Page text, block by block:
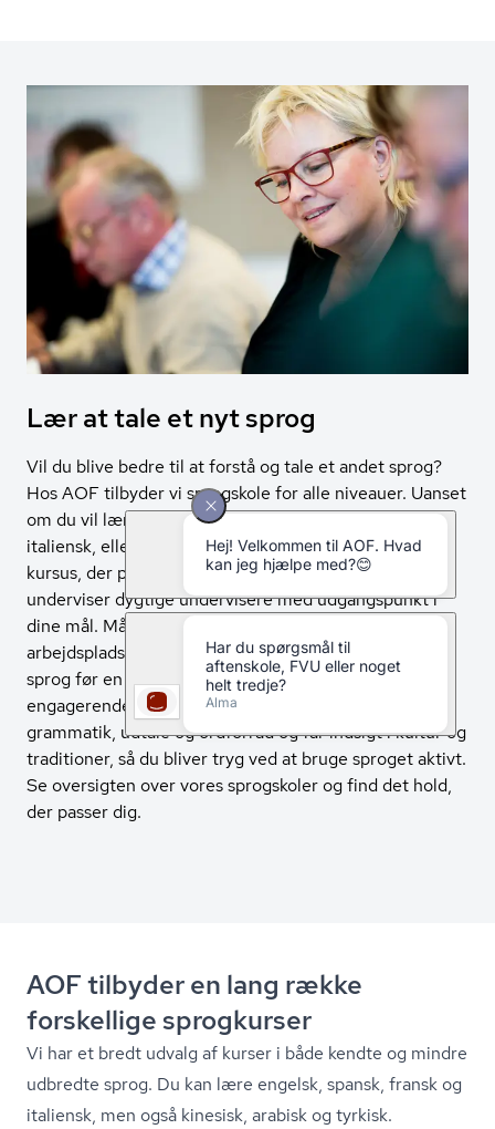
Lær at tale et nyt sprog
Vil du blive bedre til at forstå og tale et andet sprog?
Hos AOF tilbyder vi sprogskole for alle niveauer. Uanset
om du vil lære dansk, forbedre dit engelsk eller
italiensk, eller starte på et helt nyt sprog, finder du et
kursus, der passer til dig. På vores sprogskoler
underviser dygtige undervisere med udgangspunkt i
dine mål. Måske vil du styrke dine kompetencer på
arbejdspladsen, tale dansk med kollegaer eller lære et
sprog før en rejse til Spanien. Undervisningen er
engagerende og praksisnær. Du arbejder med
grammatik, udtale og ordforråd og får indsigt i kultur og
traditioner, så du bliver tryg ved at bruge sproget aktivt.
Se oversigten over vores sprogskoler og find det hold,
der passer dig.
AOF tilbyder en lang række
forskellige sprogkurser
Vi har et bredt udvalg af kurser i både kendte og mindre
udbredte sprog. Du kan lære engelsk, spansk, fransk og
italiensk, men også kinesisk, arabisk og tyrkisk.